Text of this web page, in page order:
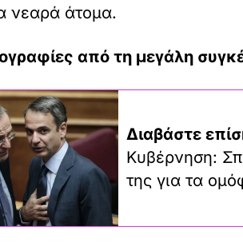
νεαρά άτομα.
από τη μεγάλη
Διαβάστε
Κυβέρνηση:
της για τα